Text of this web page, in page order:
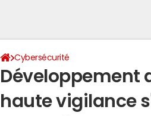
Cybersécurité
Développement
haute vigilance